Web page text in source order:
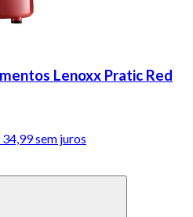
Lenoxx Pratic Red
sem juros